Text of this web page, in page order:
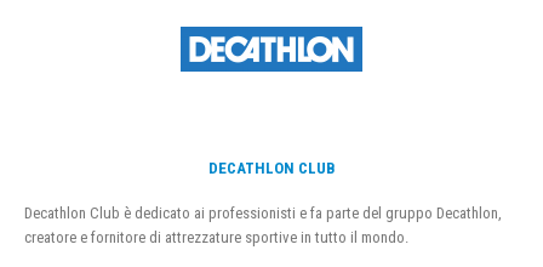
DECATHLON CLUB
Decathlon Club è dedicato ai professionisti e fa parte del gruppo Decathlon,
creatore e fornitore di attrezzature sportive in tutto il mondo.